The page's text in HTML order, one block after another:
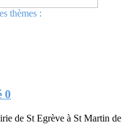
thèmes :
0
de St Egrève à St Martin de